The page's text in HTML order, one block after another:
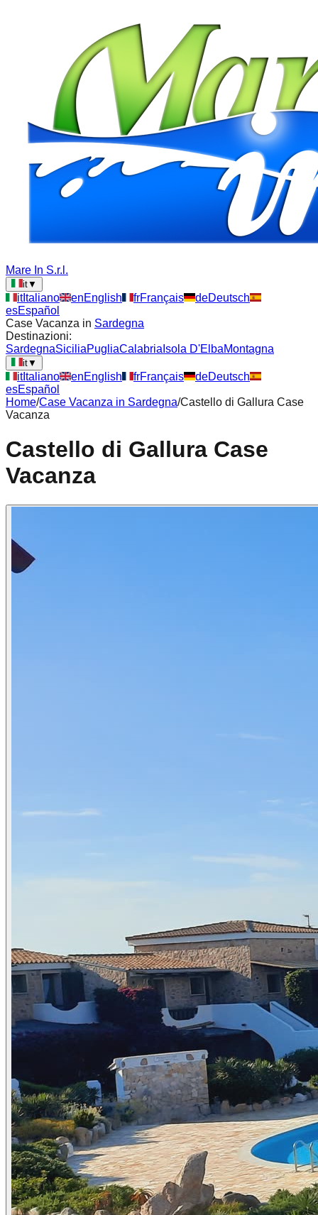
Mare In S.r.l.
it▼
itItaliano enEnglish frFrançais deDeutsch
esEspañol
Case Vacanza in Sardegna
Destinazioni:
SardegnaSiciliaPugliaCalabria Isola D'ElbaMontagna
it▼
itItaliano enEnglish frFrançais deDeutsch
esEspañol
Home/Case Vacanza in Sardegna/Castello di Gallura Case
Vacanza
Castello di Gallura Case
Vacanza